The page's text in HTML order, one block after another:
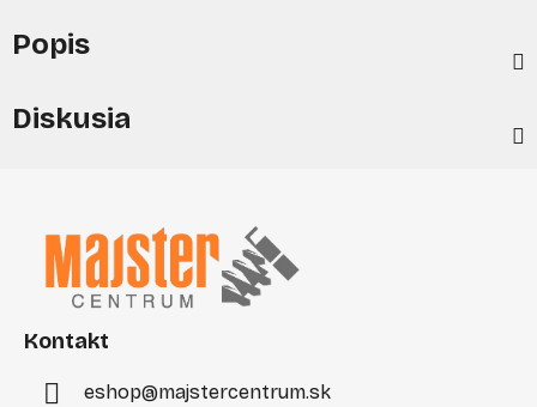
Popis
Diskusia
Kontakt
eshop@majstercentrum.sk